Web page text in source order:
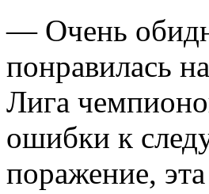
— Очень
понравилась
Лига
ошибки к
поражение,